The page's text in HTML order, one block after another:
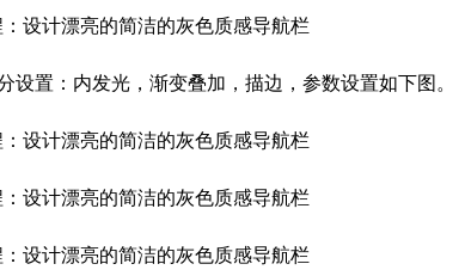
设置：内发光，渐变叠加，描边，参数设置如下图。